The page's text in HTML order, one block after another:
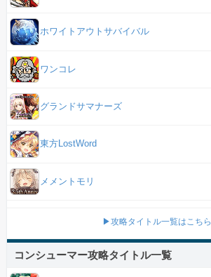
ホワイトアウトサバイバル
ワンコレ
グランドサマナーズ
東方LostWord
メメントモリ
▶攻略タイトル一覧はこちら
コンシューマー攻略タイトル一覧